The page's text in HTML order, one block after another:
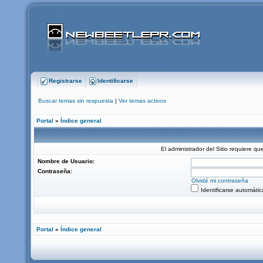
Registrarse Identificarse
Buscar temas sin respuesta | Ver temas activos
Portal » Índice general
El administrador del Sitio requiere
Nombre de Usuario:
Contraseña:
Olvidé mi contraseña
Identificarse
Portal » Índice general